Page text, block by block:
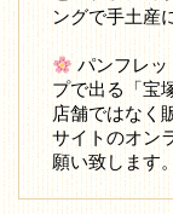
ングで手土産
パンフレッ
プで出る「宝
店舗ではなく
サイトのオン
願い致します